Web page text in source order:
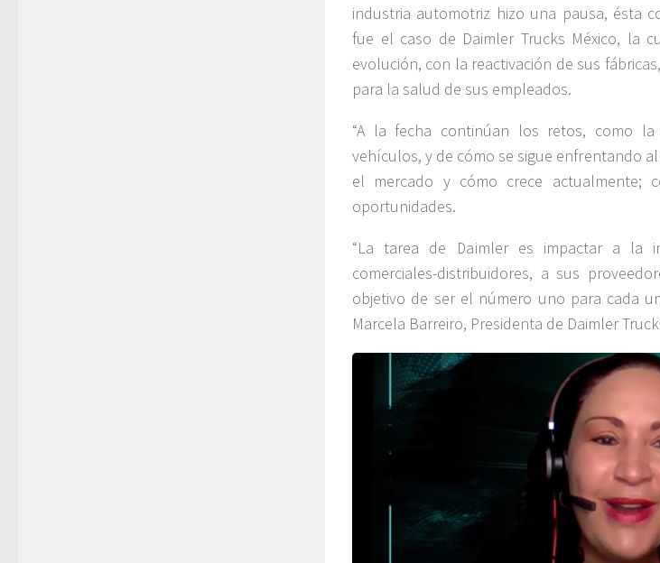
industria automotriz hizo una pausa, ésta
fue el caso de Daimler Trucks México, la
evolución, con la reactivación de sus
para la salud de sus empleados.
“A la fecha continúan los retos, como
vehículos, y de cómo se sigue enfrentando
el mercado y cómo crece actualmente;
oportunidades.
“La tarea de Daimler es impactar a la
comerciales-distribuidores, a sus
objetivo de ser el número uno para cada
Marcela Barreiro, Presidenta de Daimler